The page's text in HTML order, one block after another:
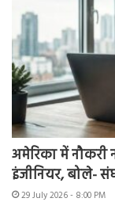
अमेरिका में नौकरी
इंजीनियर, बोले-
29 July 2026 - 8:00 PM